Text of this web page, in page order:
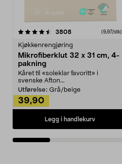
3808anmeldelser(9,97/stk)
Kjøkkenrengjøring
Mikrofiberklut 32 x 31 cm, 4-
pakning
Kåret til «soleklar favoritt» i
svenske Afton...
Utførelse: Grå/beige
39,90
Legg i handlekurv
4.5av 5 stjerner